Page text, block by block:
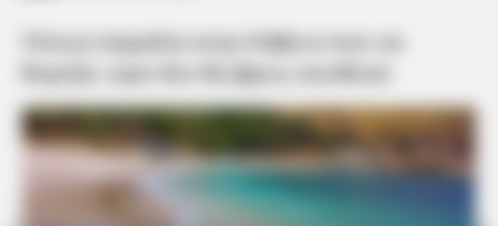
Τέτοια παραλία στην Εύβοια που να